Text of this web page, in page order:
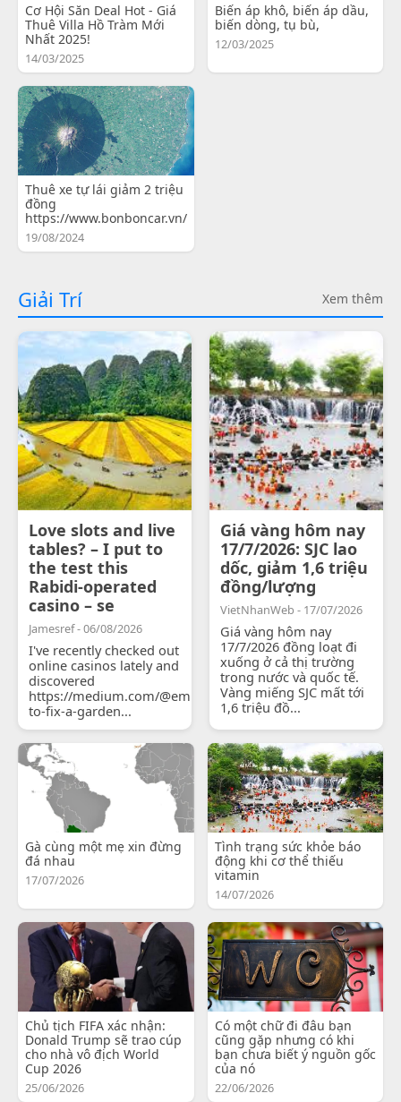
Cơ Hội Săn Deal Hot - Giá
Thuê Villa Hồ Tràm Mới
Nhất 2025!
14/03/2025
Biến áp khô, biến áp dầu,
biến dòng, tụ bù,
12/03/2025
Thuê xe tự lái giảm 2 triệu
đồng
https://www.bonboncar.vn/
19/08/2024
Giải Trí Xem thêm
Love slots and live
tables? – I put to
the test this
Rabidi-operated
casino – se
Jamesref - 06/08/2026
I've recently checked out
online casinos lately and
discovered
https://medium.com/@emilyjohnsonready/how-
to-fix-a-garden...
Giá vàng hôm nay
17/7/2026: SJC lao
dốc, giảm 1,6 triệu
đồng/lượng
VietNhanWeb - 17/07/2026
Giá vàng hôm nay
17/7/2026 đồng loạt đi
xuống ở cả thị trường
trong nước và quốc tế.
Vàng miếng SJC mất tới
1,6 triệu đồ...
Gà cùng một mẹ xin đừng
đá nhau
17/07/2026
Tình trạng sức khỏe báo
động khi cơ thể thiếu
vitamin
14/07/2026
Chủ tịch FIFA xác nhận:
Donald Trump sẽ trao cúp
cho nhà vô địch World
Cup 2026
25/06/2026
Có một chữ đi đâu bạn
cũng gặp nhưng có khi
bạn chưa biết ý nguồn gốc
của nó
22/06/2026